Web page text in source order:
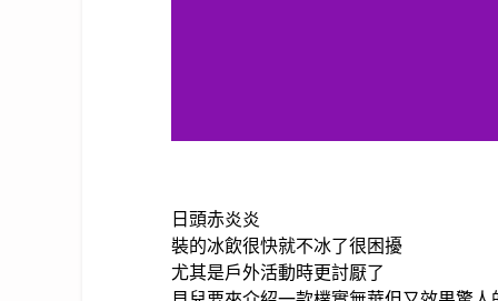
日頭赤炎炎
裝的冰飲很快就不冰了很困擾
尤其是戶外活動時更討厭了